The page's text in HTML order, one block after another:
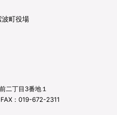
二丁目3番地１
：019-672-2311